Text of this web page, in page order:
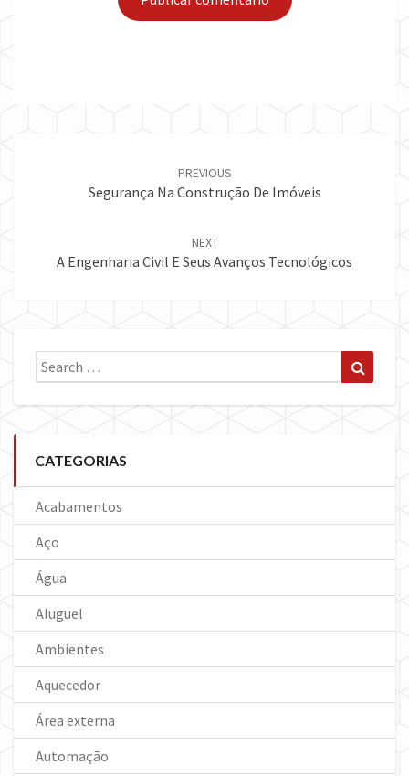
PREVIOUS
Segurança Na Construção De Imóveis
NEXT
A Engenharia Civil E Seus Avanços Tecnológicos
Search
for:
CATEGORIAS
Acabamentos
Aço
Água
Aluguel
Ambientes
Aquecedor
Área externa
Automação